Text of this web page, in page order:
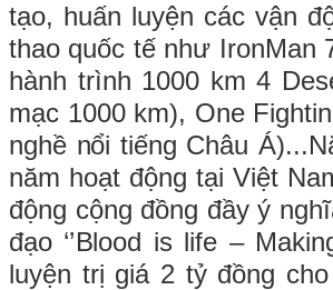
tạo, huấn luyện các vận
thao quốc tế như IronMan
hành trình 1000 km 4
mạc 1000 km), One
nghề nổi tiếng Châu
năm hoạt động tại Việt
động cộng đồng đầy ý
đạo ‘’Blood is life –
luyện trị giá 2 tỷ đồng